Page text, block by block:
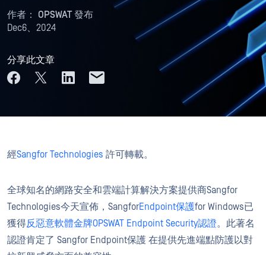
作者： OPSWAT 發布
Dec6、2024
分享此文章
經Sangfor Technologies 許可轉載。
全球知名的網路安全和雲端計算解決方案提供商Sangfor
Technologies今天宣佈，SangforEndpoint保護for Windows已
獲得反惡意軟體金牌OPSWAT Endpoint Security認證。此著名
認證肯定了 Sangfor Endpoint保護 在提供先進端點防護以對